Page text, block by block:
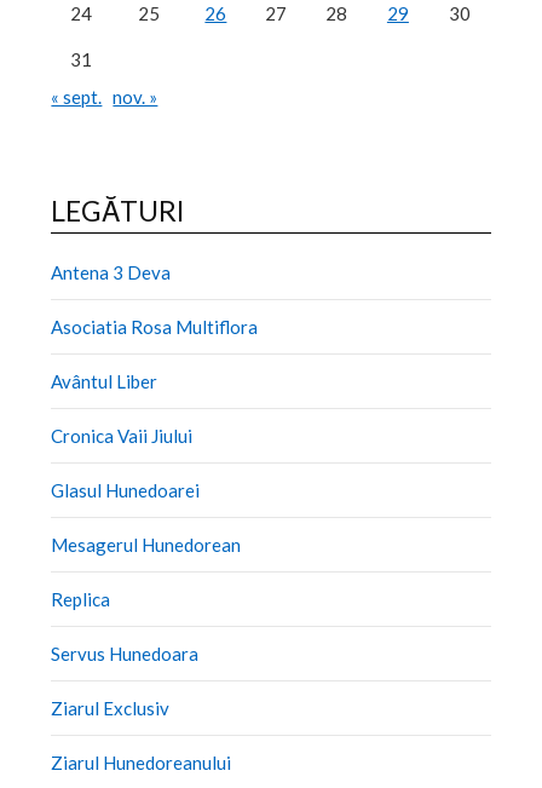
24 25 26 27 28 29 30
31
« sept. nov. »
LEGĂTURI
Antena 3 Deva
Asociatia Rosa Multiflora
Avântul Liber
Cronica Vaii Jiului
Glasul Hunedoarei
Mesagerul Hunedorean
Replica
Servus Hunedoara
Ziarul Exclusiv
Ziarul Hunedoreanului